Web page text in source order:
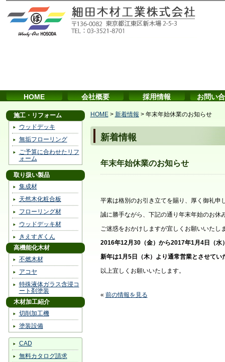
HOME 会社概要 採用情報 お問い
施工・リフォーム
ウッドデッキ
無垢フローリング
ご予算に合わせたリフ
ォーム
取り扱い製品
集成材
天然木化粧合板
フローリング材
ウッドデッキ材
きえすぎくん
高機能化木材
不燃木材
アコヤ
特殊液体ガラス含浸コ
ート剤塗装
木材加工紹介
切削加工機
塗装設備
CAD
無料カタログ請求
HOME> 新着情報 > 年末年始休業のお知らせ
新着情報
年末年始休業のお知らせ
平素は格別のお引き立てを賜り、厚く御礼申
誠に勝手ながら、下記の通り年末年始のお休
ご迷惑をおかけしますが宜しくお願いいたし
2016年12月30（金）から2017年1月4日（水
新年は1月5日（木）より通常営業とさせてい
以上宜しくお願いいたします。
« 前の情報を見る